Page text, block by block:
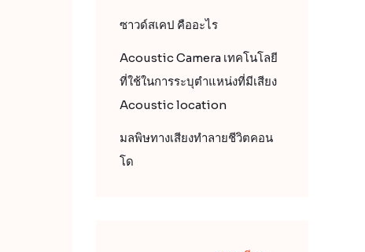
ซาวด์สเคป คืออะไร
Acoustic Camera เทคโนโลยี
ที่ใช้ในการระบุตำแหน่งที่มีเสียง
Acoustic location
มลพิษทางเสียงทำลายชีวิตคอน
โด